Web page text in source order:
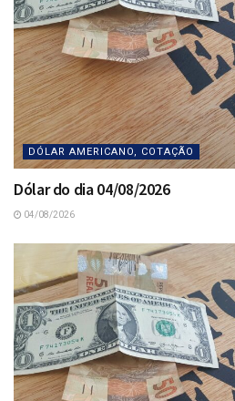
DÓLAR AMERICANO, COTAÇÃO
Dólar do dia 04/08/2026
04/08/2026